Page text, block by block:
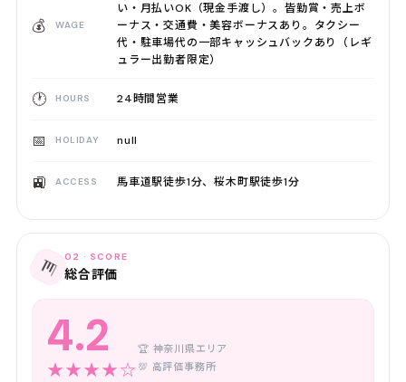
💰 WAGE
い・月払いOK（現金手渡し）。皆勤賞・売上ボ
ーナス・交通費・美容ボーナスあり。タクシー
代・駐車場代の一部キャッシュバックあり（レギ
ュラー出勤者限定）
🕐 HOURS 24時間営業
📅 HOLIDAY null
🚉 ACCESS 馬車道駅徒歩1分、桜木町駅徒歩1分
📊 02 · SCORE
総合評価
4.2
★★★★☆
🏆 神奈川県エリア
💯 高評価事務所